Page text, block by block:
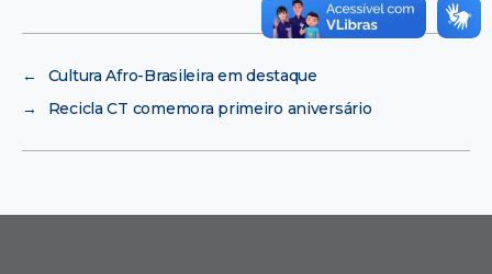
←
Cultura Afro-Brasileira em destaque
→
Recicla CT comemora primeiro aniversário